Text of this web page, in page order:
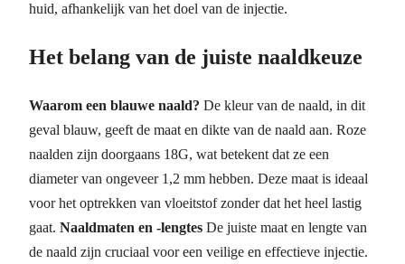
huid, afhankelijk van het doel van de injectie.
Het belang van de juiste naaldkeuze
Waarom een blauwe naald? De kleur van de naald, in dit
geval blauw, geeft de maat en dikte van de naald aan. Roze
naalden zijn doorgaans 18G, wat betekent dat ze een
diameter van ongeveer 1,2 mm hebben. Deze maat is ideaal
voor het optrekken van vloeitstof zonder dat het heel lastig
gaat. Naaldmaten en -lengtes De juiste maat en lengte van
de naald zijn cruciaal voor een veilige en effectieve injectie.